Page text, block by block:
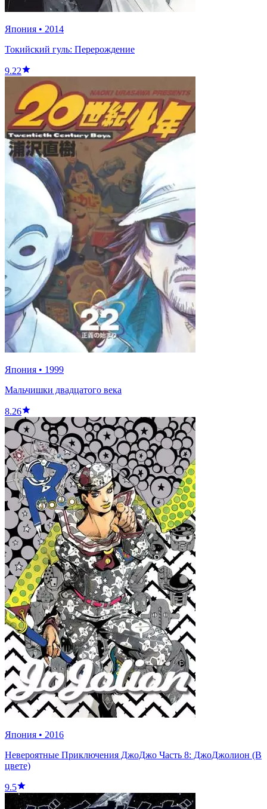
Япония • 2014
Токийский гуль: Перерождение
9.22
Япония • 1999
Мальчишки двадцатого века
8.26
Япония • 2016
Невероятные Приключения ДжоДжо Часть 8: ДжоДжолион (В
цвете)
9.5